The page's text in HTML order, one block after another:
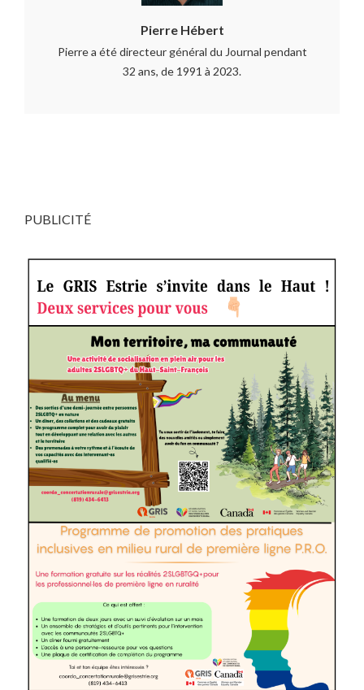
Pierre Hébert
Pierre a été directeur général du Journal pendant
32 ans, de 1991 à 2023.
PUBLICITÉ